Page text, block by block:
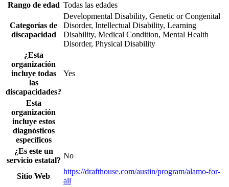
Rango de edad Todas las edades
Categorías de
discapacidad
Developmental Disability, Genetic or Congenital
Disorder, Intellectual Disability, Learning
Disability, Medical Condition, Mental Health
Disorder, Physical Disability
¿Esta
organización
incluye todas
las
discapacidades?
Yes
Esta
organización
incluye estos
diagnósticos
específicos
¿Es este un
servicio estatal?
No
Sitio Web
https://drafthouse.com/austin/program/alamo-for-
all